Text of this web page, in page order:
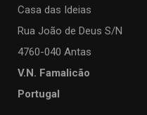
Casa das Ideias
Rua João de Deus S/N
4760-040 Antas
V.N. Famalicão
Portugal